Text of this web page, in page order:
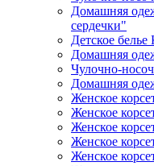
Домашняя
сердечки"
Детское белье
Домашняя
Чулочно-
Домашняя
Женское
Женское
Женское
Женское
Женское